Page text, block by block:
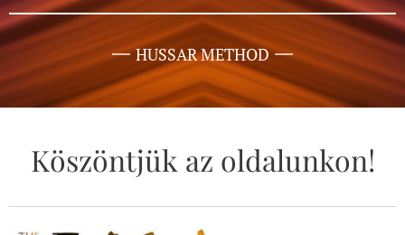
HUSSAR METHOD
Köszöntjük az oldalunkon!